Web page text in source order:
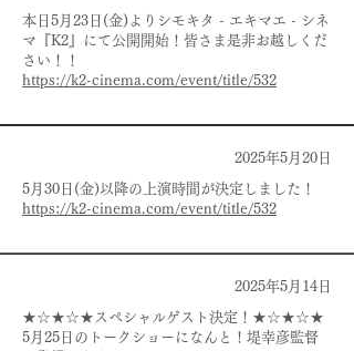
本日5月23日(金)よりシモキタ - エキマエ - シネ
マ『K2』にて公開開始！皆さま是非お越しくだ
さい！！
https://k2-cinema.com/event/title/532
2025年5月20日
5月30日(金)以降の上演時間が決定しました！
https://k2-cinema.com/event/title/532
2025年5月14日
★☆★☆★スペシャルゲスト決定！★☆★☆★
5月25日のトークショーになんと！堤幸彦監督